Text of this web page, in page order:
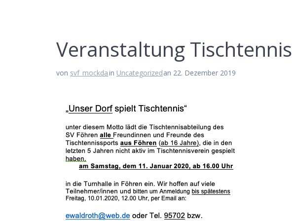
Veranstaltung Tischtennis
von svf_mockdain Uncategorizedan 22. Dezember 2019